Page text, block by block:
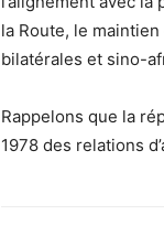
la Route, le
bilatérales et sino-
Rappelons que la
1978 des relations